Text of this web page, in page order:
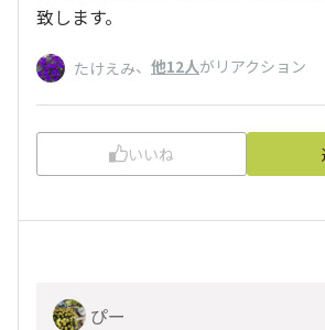
致します。
たけえみ、 他12人がリアクション
いいね
ぴー